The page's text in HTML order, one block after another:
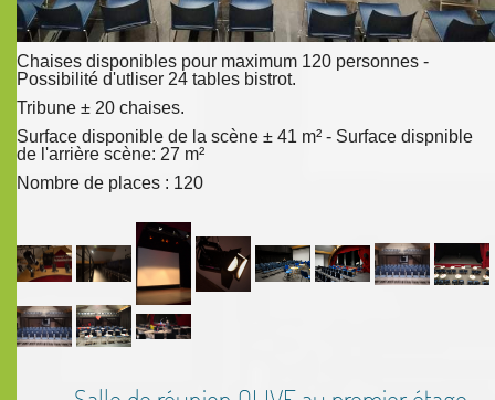
Chaises disponibles pour maximum 120 personnes -
Possibilité d'utliser 24 tables bistrot.
Tribune ± 20 chaises.
Surface disponible de la scène ± 41 m² - Surface dispnible
de l'arrière scène: 27 m²
Nombre de places : 120